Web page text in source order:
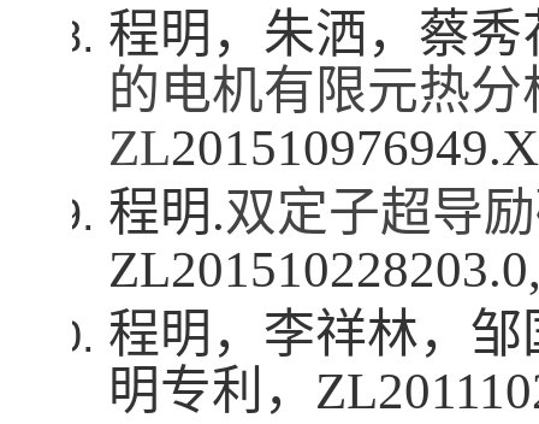
程明，朱洒，蔡秀
的电机有限元热分
ZL201510976949.X
程明.双定子超导
ZL
程明，李祥林，
明专利， ZL